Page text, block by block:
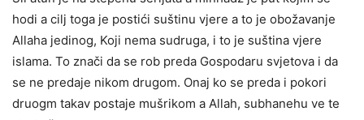
hodi a cilj toga je postići suštinu vjere a to je obožavanje
Allaha jedinog, Koji nema sudruga, i to je suština vjere
islama. To znači da se rob preda Gospodaru svjetova i da
se ne predaje nikom drugom. Onaj ko se preda i pokori
druogm takav postaje mušrikom a Allah, subhanehu ve te